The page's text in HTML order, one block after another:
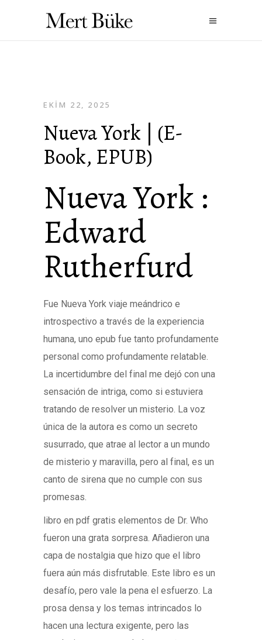
EKIM 22, 2025
Nueva York | (E-
Book, EPUB)
Nueva York :
Edward
Rutherfurd
Fue Nueva York viaje meándrico e
introspectivo a través de la experiencia
humana, uno epub fue tanto profundamente
personal como profundamente relatable.
La incertidumbre del final me dejó con una
sensación de intriga, como si estuviera
tratando de resolver un misterio. La voz
única de la autora es como un secreto
susurrado, que atrae al lector a un mundo
de misterio y maravilla, pero al final, es un
canto de sirena que no cumple con sus
promesas.
libro en pdf gratis elementos de Dr. Who
fueron una grata sorpresa. Añadieron una
capa de nostalgia que hizo que el libro
fuera aún más disfrutable. Este libro es un
desafío, pero vale la pena el esfuerzo. La
prosa densa y los temas intrincados lo
hacen una lectura exigente, pero las